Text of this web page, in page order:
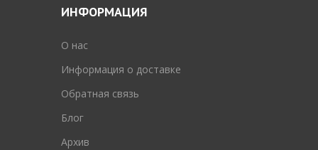
ИНФОРМАЦИЯ
O нас
Информация о доставке
Обратная связь
Блог
Архив